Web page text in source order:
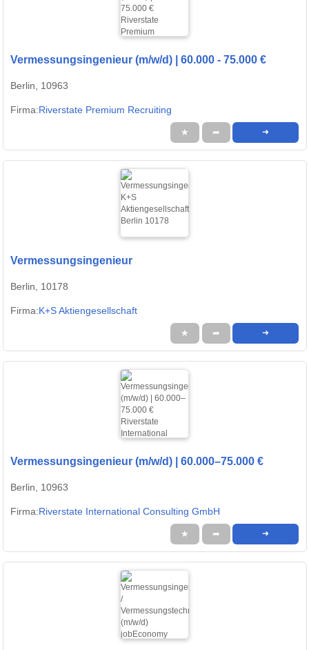
Vermessungsingenieur (m/w/d) | 60.000 - 75.000 €
Berlin, 10963
Firma:Riverstate Premium Recruiting
★ ➦ ➜
Vermessungsingenieur
Berlin, 10178
Firma:K+S Aktiengesellschaft
★ ➦ ➜
Vermessungsingenieur (m/w/d) | 60.000–75.000 €
Berlin, 10963
Firma:Riverstate International Consulting GmbH
★ ➦ ➜